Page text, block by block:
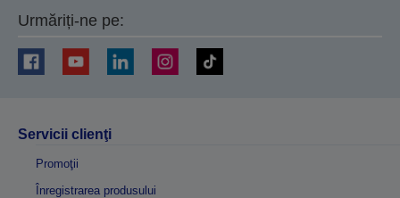
Urmăriți-ne pe:
Servicii clienţi
Promoţii
Înregistrarea produsului